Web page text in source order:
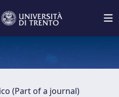
(Part of a journal)